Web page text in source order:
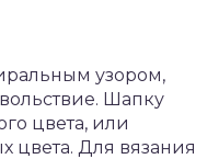
узором,
Шапку
цвета, или
цвета. Для вязания